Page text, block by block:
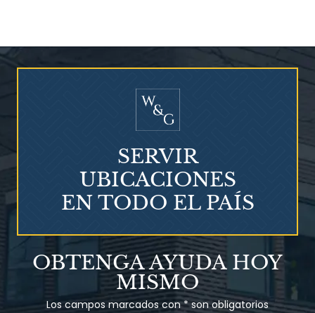
¿Quién corre el riesgo de
Talco en polvo
Ovary cancer
OBTENGA AYUDA HOY
MISMO
Los campos marcados con * son obligatorios
SERVIR
UBICACIONES
EN TODO EL PAÍS